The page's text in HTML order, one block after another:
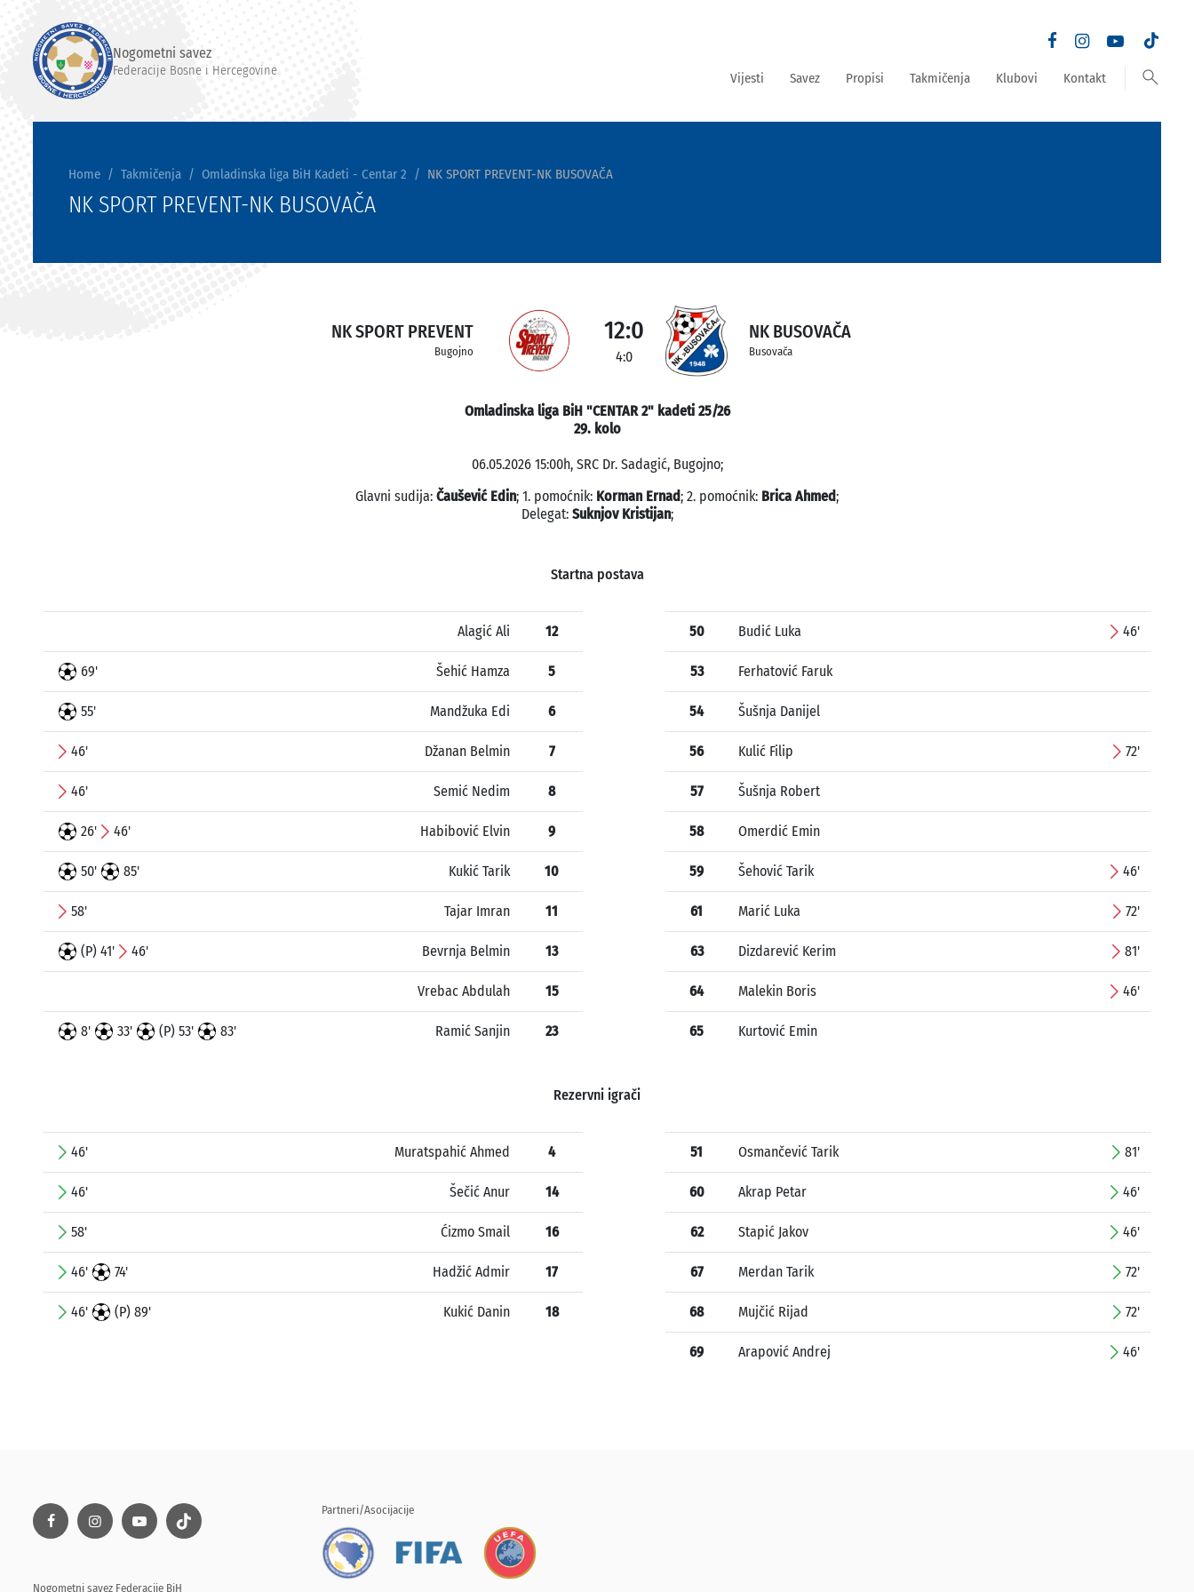
Nogometni savez
Federacije Bosne i Hercegovine Vijesti Savez Propisi Takmičenja Klubovi Kontakt search
Home Takmičenja Omladinska liga BiH Kadeti - Centar 2 NK SPORT PREVENT-NK BUSOVAČA
NK SPORT PREVENT-NK BUSOVAČA
NK SPORT PREVENT
Bugojno
12:0
4:0
NK BUSOVAČA
Busovača
Omladinska liga BiH "CENTAR 2" kadeti 25/26
29. kolo
06.05.2026 15:00h, SRC Dr. Sadagić, Bugojno;
Glavni sudija: Čaušević Edin; 1. pomoćnik: Korman Ernad; 2. pomoćnik: Brica Ahmed;
Delegat: Suknjov Kristijan;
Startna postava
Alagić Ali 12
69' Šehić Hamza 5
55' Mandžuka Edi 6
46' Džanan Belmin 7
46' Semić Nedim 8
26' 46' Habibović Elvin 9
50' 85' Kukić Tarik 10
58' Tajar Imran 11
(P) 41' 46' Bevrnja Belmin 13
Vrebac Abdulah 15
8' 33' (P) 53' 83' Ramić Sanjin 23
50 Budić Luka 46'
53 Ferhatović Faruk
54 Šušnja Danijel
56 Kulić Filip 72'
57 Šušnja Robert
58 Omerdić Emin
59 Šehović Tarik 46'
61 Marić Luka 72'
63 Dizdarević Kerim 81'
64 Malekin Boris 46'
65 Kurtović Emin
Rezervni igrači
46' Muratspahić Ahmed 4
46' Šečić Anur 14
58' Ćizmo Smail 16
46' 74' Hadžić Admir 17
46' (P) 89' Kukić Danin 18
51 Osmančević Tarik 81'
60 Akrap Petar 46'
62 Stapić Jakov 46'
67 Merdan Tarik 72'
68 Mujčić Rijad 72'
69 Arapović Andrej 46'
Nogometni savez Federacije BiH
Partneri/Asocijacije